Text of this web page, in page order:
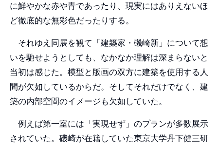
に鮮やかな赤や青であったり、現実にはありえないほ
ど徹底的な無彩色だったりする。
それゆえ同展を観て「建築家・磯崎新」について想
いを馳せようとしても、なかなか理解は深まらないと
当初は感じた。模型と版画の双方に建築を使用する人
間が欠如しているからだ。そしてそれだけでなく、建
築の内部空間のイメージも欠如していた。
例えば第一室には「実現せず」のプランが多数展示
されていた。磯崎が在籍していた東京大学丹下健三研